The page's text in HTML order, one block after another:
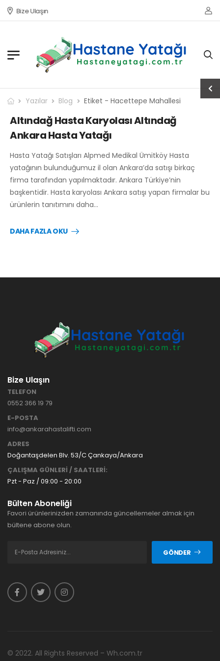
Bize Ulaşın
Yazılar Blog Etiket - Hacettepe Mahallesi
Altındağ Hasta Karyolası Altındağ
Ankara Hasta Yatağı
Hasta Yatağı Satışları Alpmed Medikal Ümitköy Hasta
yatağının bulunduğumuz il olan Ankara’da satışı birkaç
firma tarafından yapılmaktadır. Ankara Türkiye’nin
başkentidir. Hasta karyolası Ankara satışı yapan firmalar bu
ürünlerin tanıtımını daha…
DAHA FAZLA OKU
Bize Ulaşın
TELEFON
0552 366 19 79
E-POSTA
info@ankarahastalifti.com
ADRES
Doğantaşdelen Blv. 53/C Çankaya/Ankara
ÇALIŞMA GÜNLERİ / SAATLERİ:
Pzt - Paz / 09:00 - 20:00
Bülten Aboneliği
Favori ürünlerinizden zamanında güncellemeler almak için
bültene abone olun.
GÖNDER
© 2022. All Rights Reserved – Wh.com.tr